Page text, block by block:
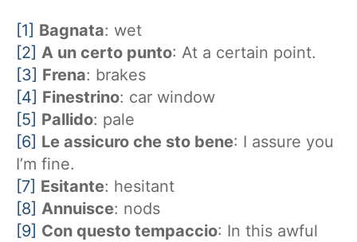
[1] Bagnata: wet
[2] A un certo punto: At a certain point.
[3]
Frena: brakes
[4]
Finestrino: car window
[5]
Pallido: pale
[6] Le assicuro che sto bene: I assure you
I’m fine.
[7] Esitante: hesitant
[8] Annuisce: nods
[9] Con questo tempaccio: In this awful